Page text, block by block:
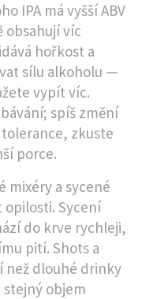
IPA má vyšší ABV
obsahují víc
hořkost a
sílu alkoholu —
vypít víc.
spíš změní
zkuste
porce.
mixéry a sycené
Sycení
do krve rychleji,
pití. Shots a
než dlouhé drinky
stejný objem